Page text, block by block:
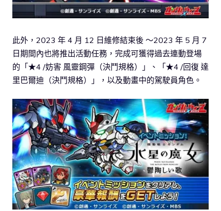
此外，2023 年 4 月 12 日維修結束後 ～2023 年 5 月 7
日期間內也將推出活動任務，完成可獲得過去連動登場
的「★4 /妨害 風靈鋼彈（決鬥規格）」、「★4 /回復 達
里巴爾迪（決鬥規格）」，以及動畫中的駕駛員角色。